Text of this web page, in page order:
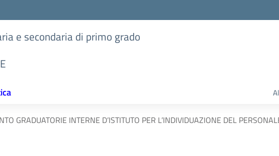
e secondaria di primo grado
GRADUATORIE INTERNE D’ISTITUTO PER L’INDIVIDUAZIONE DEL